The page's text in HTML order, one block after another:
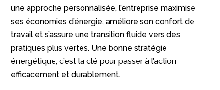
une approche personnalisée, l’entreprise maximise
ses économies d’énergie, améliore son confort de
travail et s’assure une transition fluide vers des
pratiques plus vertes. Une bonne stratégie
énergétique, c’est la clé pour passer à l’action
efficacement et durablement.